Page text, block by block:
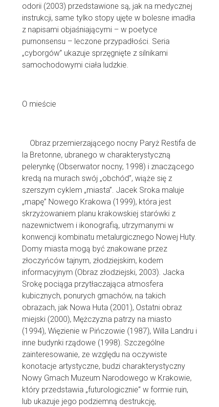
odorii (2003) przedstawione są, jak na medycznej
instrukcji, same tylko stopy ujęte w bolesne imadła
z napisami objaśniającymi – w poetyce
purnonsensu – leczone przypadłości. Seria
„cyborgów” ukazuje sprzęgnięte z silnikami
samochodowymi ciała ludzkie.
O mieście
Obraz przemierzającego nocny Paryż Restifa de
la Bretonne, ubranego w charakterystyczną
pelerynkę (Obserwator nocny, 1998) i znaczącego
kredą na murach swój „obchód”, wiąże się z
szerszym cyklem „miasta”. Jacek Sroka maluje
„mapę” Nowego Krakowa (1999), która jest
skrzyżowaniem planu krakowskiej starówki z
nazewnictwem i ikonografią, utrzymanymi w
konwencji kombinatu metalurgicznego Nowej Huty.
Domy miasta mogą być znakowane przez
złoczyńców tajnym, złodziejskim, kodem
informacyjnym (Obraz złodziejski, 2003). Jacka
Srokę pociąga przytłaczająca atmosfera
kubicznych, ponurych gmachów, na takich
obrazach, jak Nowa Huta (2001), Ostatni obraz
miejski (2000), Mężczyzna patrzy na miasto
(1994), Więzienie w Pińczowie (1987), Willa Landru i
inne budynki rządowe (1998). Szczególne
zainteresowanie, ze względu na oczywiste
konotacje artystyczne, budzi charakterystyczny
Nowy Gmach Muzeum Narodowego w Krakowie,
który przedstawia „futurologicznie” w formie ruin,
lub ukazuje jego podziemną destrukcję,